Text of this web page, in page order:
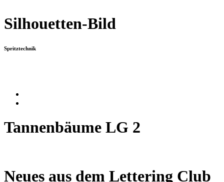
Silhouetten-Bild
Spritztechnik
Tannenbäume LG 2
Neues aus dem Lettering Club